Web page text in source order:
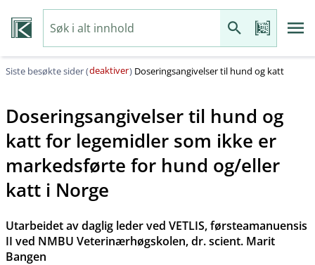
Siste besøkte sider (deaktiver) Doseringsangivelser til hund og katt
Doseringsangivelser til hund og
katt for legemidler som ikke er
markedsførte for hund og​/​eller
katt i Norge
Utarbeidet av daglig leder ved VETLIS, førsteamanuensis
II ved NMBU Veterinærhøgskolen, dr. scient. Marit
Bangen